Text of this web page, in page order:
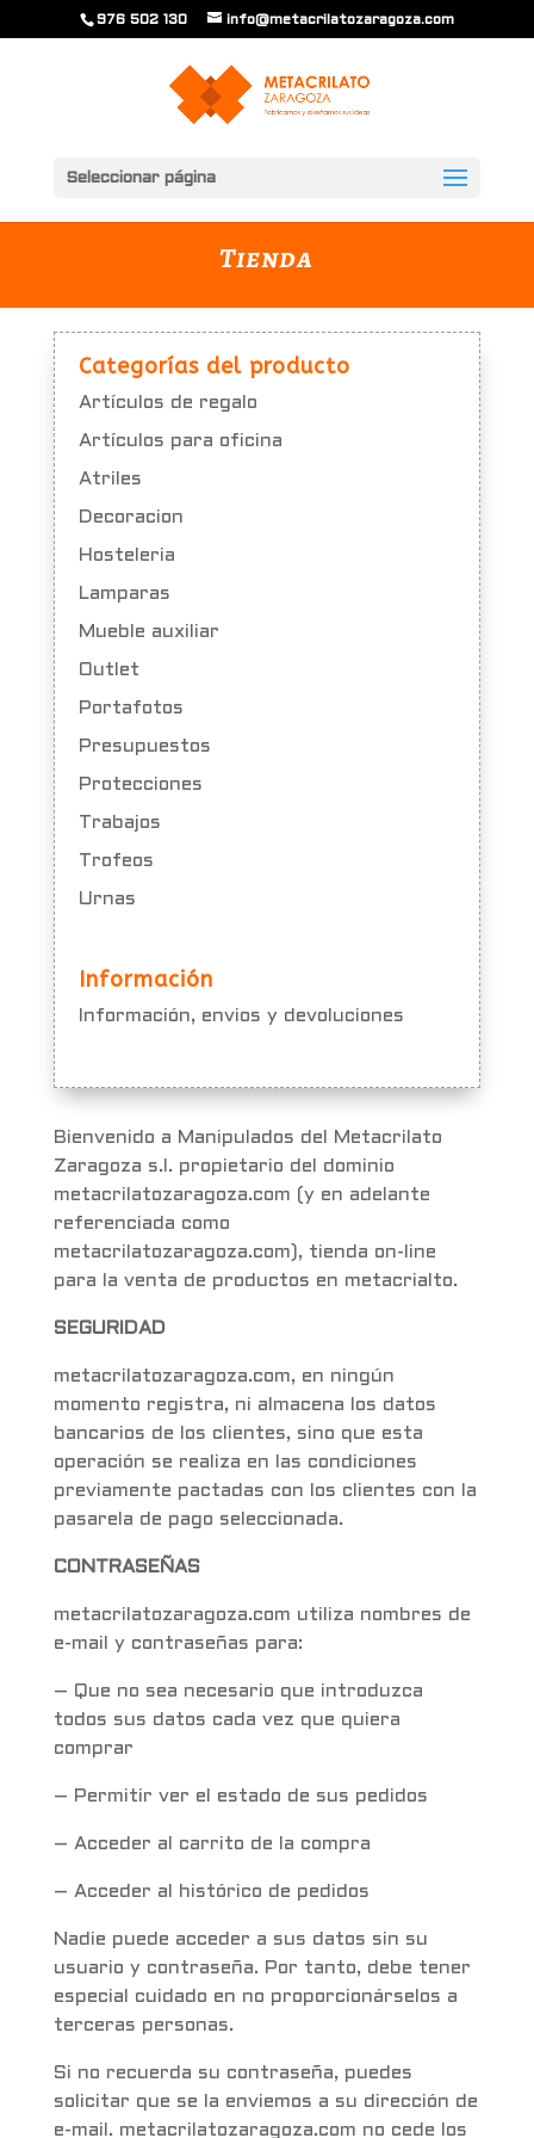
976 502 130 info@metacrilatozaragoza.com
Seleccionar página
Tienda
Categorías del producto
Artículos de regalo
Artículos para oficina
Atriles
Decoracion
Hosteleria
Lamparas
Mueble auxiliar
Outlet
Portafotos
Presupuestos
Protecciones
Trabajos
Trofeos
Urnas
Información
Información, envios y devoluciones
Bienvenido a Manipulados del Metacrilato
Zaragoza s.l. propietario del dominio
metacrilatozaragoza.com (y en adelante
referenciada como
metacrilatozaragoza.com), tienda on-line
para la venta de productos en metacrialto.
SEGURIDAD
metacrilatozaragoza.com, en ningún
momento registra, ni almacena los datos
bancarios de los clientes, sino que esta
operación se realiza en las condiciones
previamente pactadas con los clientes con la
pasarela de pago seleccionada.
CONTRASEÑAS
metacrilatozaragoza.com utiliza nombres de
e-mail y contraseñas para:
– Que no sea necesario que introduzca
todos sus datos cada vez que quiera
comprar
– Permitir ver el estado de sus pedidos
– Acceder al carrito de la compra
– Acceder al histórico de pedidos
Nadie puede acceder a sus datos sin su
usuario y contraseña. Por tanto, debe tener
especial cuidado en no proporcionárselos a
terceras personas.
Si no recuerda su contraseña, puedes
solicitar que se la enviemos a su dirección de
e-mail. metacrilatozaragoza.com no cede los